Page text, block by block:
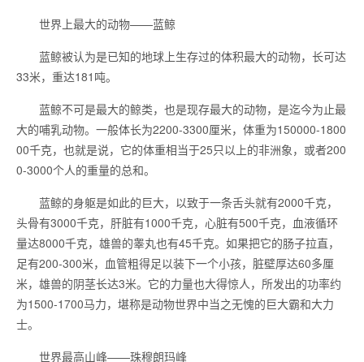
世界上最大的动物——蓝鲸
蓝鲸被认为是已知的地球上生存过的体积最大的动物，长可达
33米，重达181吨。
蓝鲸不可是最大的鲸类，也是现存最大的动物，是迄今为止最
大的哺乳动物。一般体长为2200-3300厘米，体重为150000-1800
00千克，也就是说，它的体重相当于25只以上的非洲象，或者200
0-3000个人的重量的总和。
蓝鲸的身躯是如此的巨大，以致于一条舌头就有2000千克，
头骨有3000千克，肝脏有1000千克，心脏有500千克，血液循环
量达8000千克，雄兽的睾丸也有45千克。如果把它的肠子拉直，
足有200-300米，血管粗得足以装下一个小孩，脏壁厚达60多厘
米，雄兽的阴茎长达3米。它的力量也大得惊人，所发出的功率约
为1500-1700马力，堪称是动物世界中当之无愧的巨大霸和大力
士。
世界最高山峰——珠穆朗玛峰